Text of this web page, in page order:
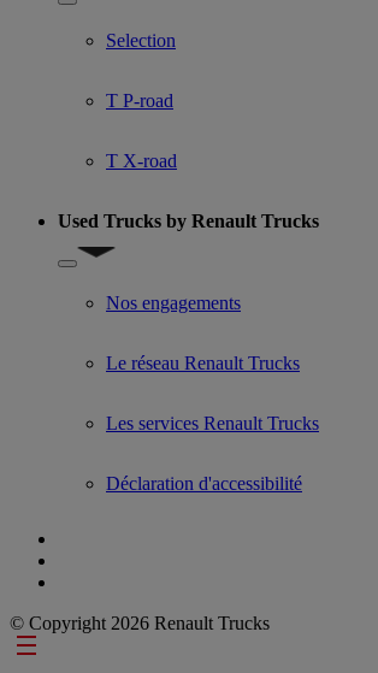
Show submenu for Used trucks offers
Selection
T P-road
T X-road
Used Trucks by Renault Trucks
Show submenu for Used Trucks by Renault
Nos engagements
Le réseau Renault Trucks
Les services Renault Trucks
Déclaration d'accessibilité
© Copyright 2026 Renault Trucks
Footer links